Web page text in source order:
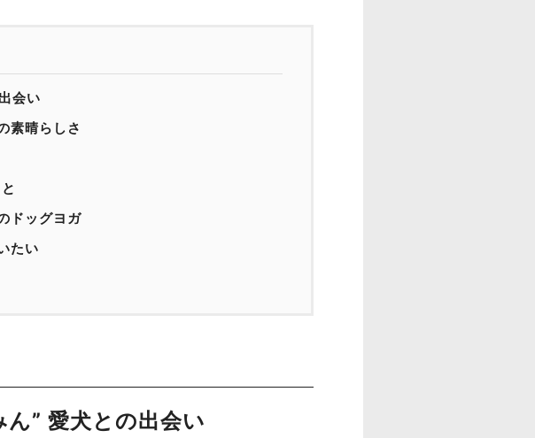
会い
素晴らしさ
ドッグヨガ
たい
” 愛犬との出会い